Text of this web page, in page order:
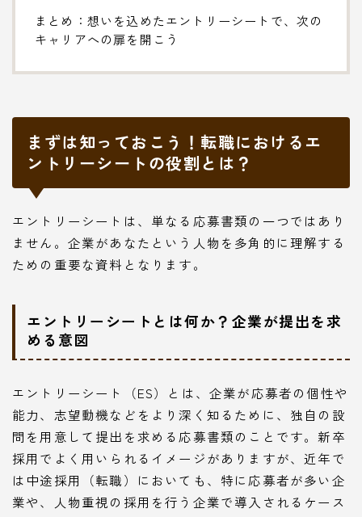
まとめ：想いを込めたエントリーシートで、次の
キャリアへの扉を開こう
まずは知っておこう！転職におけるエ
ントリーシートの役割とは？
エントリーシートは、単なる応募書類の一つではあり
ません。企業があなたという人物を多角的に理解する
ための重要な資料となります。
エントリーシートとは何か？企業が提出を求
める意図
エントリーシート（ES）とは、企業が応募者の個性や
能力、志望動機などをより深く知るために、独自の設
問を用意して提出を求める応募書類のことです。新卒
採用でよく用いられるイメージがありますが、近年で
は中途採用（転職）においても、特に応募者が多い企
業や、人物重視の採用を行う企業で導入されるケース